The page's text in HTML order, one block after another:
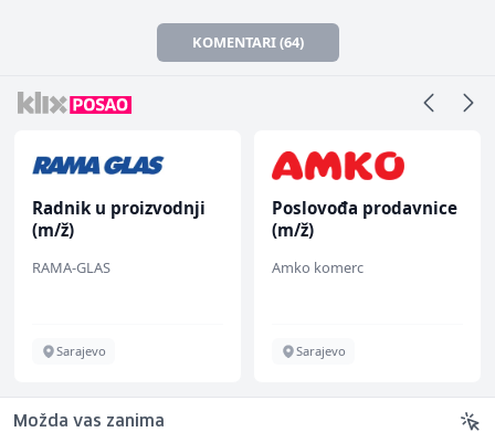
KOMENTARI (64)
Radnik u proizvodnji
(m/ž)
RAMA-GLAS
Sarajevo
Poslovođa prodavnice
(m/ž)
Amko komerc
Sarajevo
Možda vas zanima